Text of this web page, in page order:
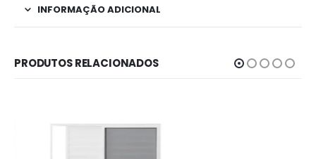
INFORMAÇÃO ADICIONAL
PRODUTOS RELACIONADOS